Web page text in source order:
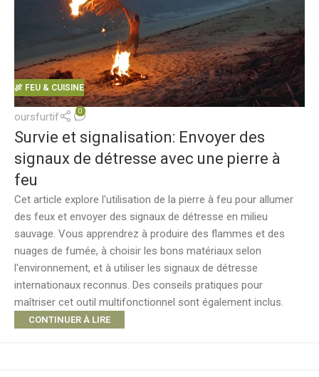
🍖 FEU & CUISINE
oursfurtif 0
Survie et signalisation: Envoyer des
signaux de détresse avec une pierre à
feu
Cet article explore l'utilisation de la pierre à feu pour allumer
des feux et envoyer des signaux de détresse en milieu
sauvage. Vous apprendrez à produire des flammes et des
nuages de fumée, à choisir les bons matériaux selon
l'environnement, et à utiliser les signaux de détresse
internationaux reconnus. Des conseils pratiques pour
maîtriser cet outil multifonctionnel sont également inclus.
CONTINUER À LIRE